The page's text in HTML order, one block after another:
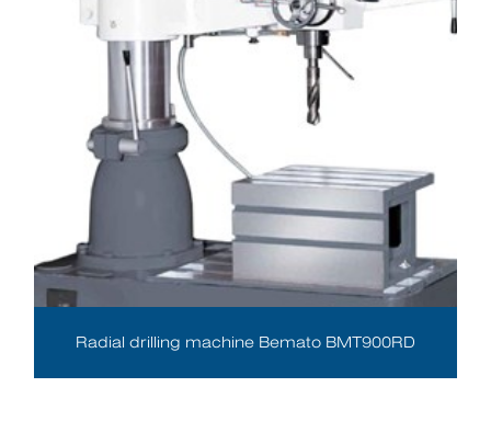
Radial drilling machine Bemato BMT900RD